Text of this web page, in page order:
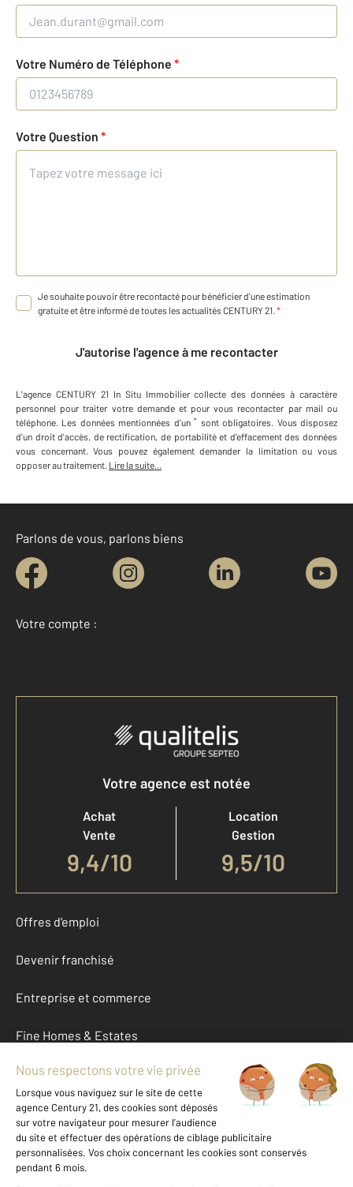
Votre Numéro de Téléphone *
Votre Question *
Je souhaite pouvoir être recontacté pour bénéficier d'une estimation
gratuite et être informé de toutes les actualités CENTURY 21. *
J'autorise l'agence à me recontacter
L'agence CENTURY 21 In Situ Immobilier collecte des données à caractère
personnel pour traiter votre demande et pour vous recontacter par mail ou
téléphone. Les données mentionnées d'un * sont obligatoires. Vous disposez
d'un droit d'accès, de rectification, de portabilité et d'effacement des données
vous concernant. Vous pouvez également demander la limitation ou vous
opposer au traitement. Lire la suite...
Parlons de vous, parlons biens
Votre compte :
Accéder à mon compte
Votre agence est notée
Achat
Vente
9,4/10
Location
Gestion
9,5/10
Offres d'emploi
Devenir franchisé
Entreprise et commerce
Fine Homes & Estates
À propos
International
Nous contacter